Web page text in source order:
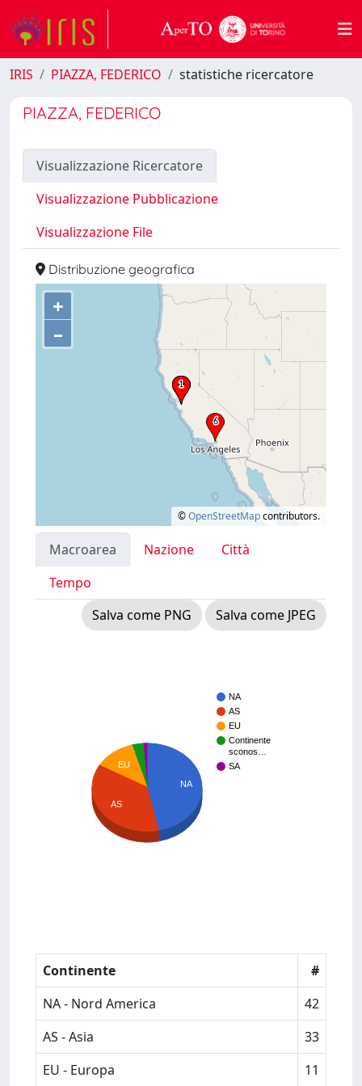
IRIS PIAZZA, FEDERICO statistiche ricercatore
PIAZZA, FEDERICO
Visualizzazione Ricercatore
Visualizzazione Pubblicazione
Visualizzazione File
Distribuzione geografica
+
–
©OpenStreetMapcontributors.
Macroarea Nazione
Città
Tempo
Salva come PNG
Salva come JPEG
NA
AS
EU
Continente
sconos…
SA
NA
EU
AS
Continente
#
NA - Nord America
42
AS - Asia
33
EU - Europa
11